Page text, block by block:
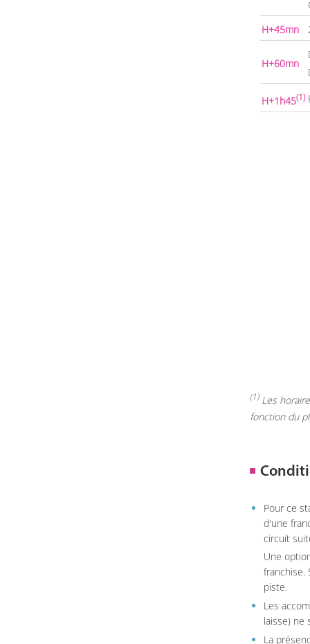
H+45mn
H+60mn
H+1h45(1)
(1)Les
fonction du
Pour ce
d'une
circuit
Une
franchise.
piste.
Les
laisse) ne
La